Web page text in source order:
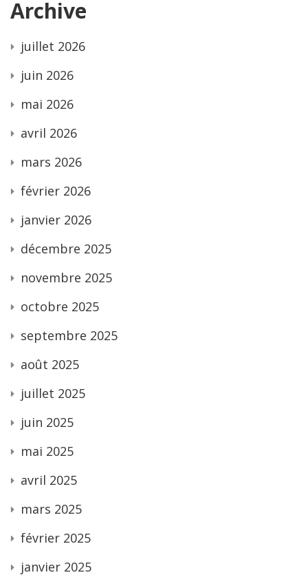
Archive
juillet 2026
juin 2026
mai 2026
avril 2026
mars 2026
février 2026
janvier 2026
décembre 2025
novembre 2025
octobre 2025
septembre 2025
août 2025
juillet 2025
juin 2025
mai 2025
avril 2025
mars 2025
février 2025
janvier 2025